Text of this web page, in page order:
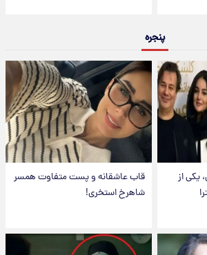
پنجره
یکی از
قاب عاشقانه و پست متفاوت همسر
شاهرخ استخری!